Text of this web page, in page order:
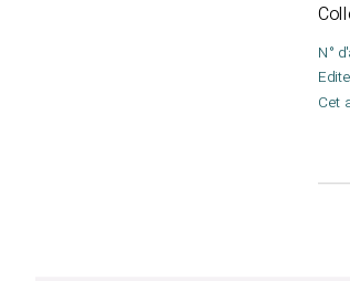
N°
Cet